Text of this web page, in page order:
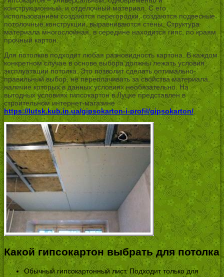
конструкционный, и отделочный материал. С его
использованием создаются перегородки, создаются подвесные
потолочные конструкции, выравниваются стены. Структура
материала многослойная, в середине находится гипс, по краям
прочный картон.
Для потолков подходит любая разновидность картона. В каждом
конкретном случае в основе выбора должны лежать условия
эксплуатации потолка. Это позволит сделать оптимально-
правильный выбор, не переплачивать за свойства материала,
наличие которых в данных условиях необязательно. На
выгодных условиях гипсокартон в Луцке представлен в
строительном интернет-магазине
https://lutsk.kub.in.ua/gipsokarton-i-profil/gipsokarton/
Какой гипсокартон выбрать для потолка
Обычный гипсокартонный лист. Подходит только для